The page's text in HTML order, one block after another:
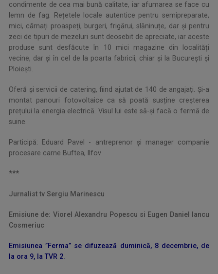
condimente de cea mai bună calitate, iar afumarea se face cu
lemn de fag. Rețetele locale autentice pentru semipreparate,
mici, cârnați proaspeți, burgeri, frigărui, slăninuțe, dar și pentru
zeci de tipuri de mezeluri sunt deosebit de apreciate, iar aceste
produse sunt desfăcute în 10 mici magazine din localități
vecine, dar și în cel de la poarta fabricii, chiar și la București și
Ploiești.
Oferă și servicii de catering, fiind ajutat de 140 de angajați. Și-a
montat panouri fotovoltaice ca să poată susține creșterea
prețului la energia electrică. Visul lui este să-și facă o fermă de
suine.
Participă: Eduard Pavel - antreprenor și manager companie
procesare carne Buftea, Ilfov
***
Jurnalist tv Sergiu Marinescu
Emisiune de: Viorel Alexandru Popescu si Eugen Daniel Iancu
Cosmeriuc
Emisiunea ”Ferma” se difuzează duminică, 8 decembrie, de
la ora 9, la TVR 2.